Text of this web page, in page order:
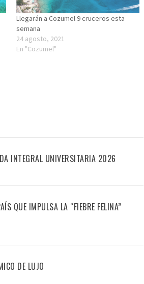
Llegarán a Cozumel 9 cruceros esta
semana
24 agosto, 2021
En "Cozumel"
INTEGRAL UNIVERSITARIA 2026
QUE IMPULSA LA “FIEBRE FELINA”
DE LUJO